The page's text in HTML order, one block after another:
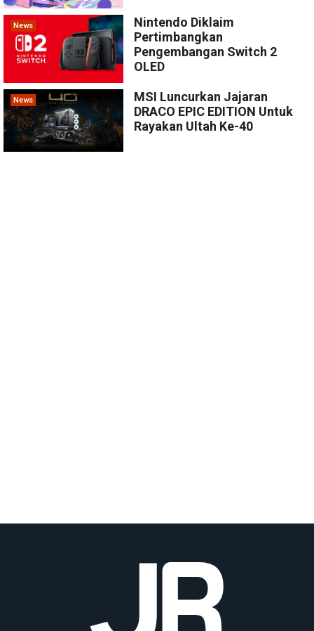
News
Nintendo Diklaim
Pertimbangkan
Pengembangan Switch 2
OLED
News
MSI Luncurkan Jajaran
DRACO EPIC EDITION Untuk
Rayakan Ultah Ke-40